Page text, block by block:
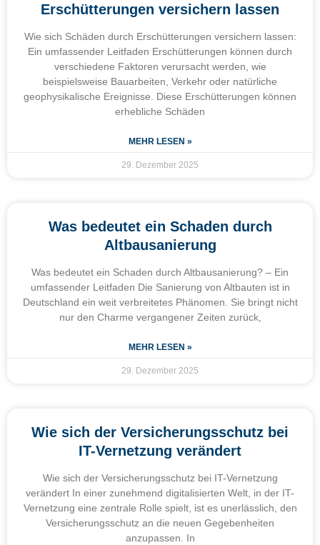
Erschütterungen versichern lassen
Wie sich Schäden durch Erschütterungen versichern lassen:
Ein umfassender Leitfaden Erschütterungen können durch
verschiedene Faktoren verursacht werden, wie
beispielsweise Bauarbeiten, Verkehr oder natürliche
geophysikalische Ereignisse. Diese Erschütterungen können
erhebliche Schäden
MEHR LESEN »
29. Dezember 2025
Was bedeutet ein Schaden durch
Altbausanierung
Was bedeutet ein Schaden durch Altbausanierung? – Ein
umfassender Leitfaden Die Sanierung von Altbauten ist in
Deutschland ein weit verbreitetes Phänomen. Sie bringt nicht
nur den Charme vergangener Zeiten zurück,
MEHR LESEN »
29. Dezember 2025
Wie sich der Versicherungsschutz bei
IT-Vernetzung verändert
Wie sich der Versicherungsschutz bei IT-Vernetzung
verändert In einer zunehmend digitalisierten Welt, in der IT-
Vernetzung eine zentrale Rolle spielt, ist es unerlässlich, den
Versicherungsschutz an die neuen Gegebenheiten
anzupassen. In